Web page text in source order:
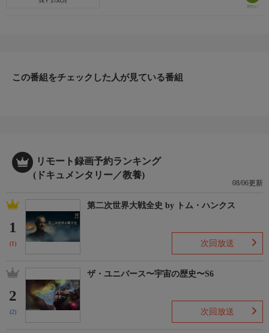
この番組をチェックした人が見ている番組
リモート録画予約ランキング
(ドキュメンタリー／教養)
08/06更新
1
(1)
第二次世界大戦全史 by トム・ハンクス
次回放送
2
(2)
ザ・ユニバース〜宇宙の歴史〜S6
次回放送